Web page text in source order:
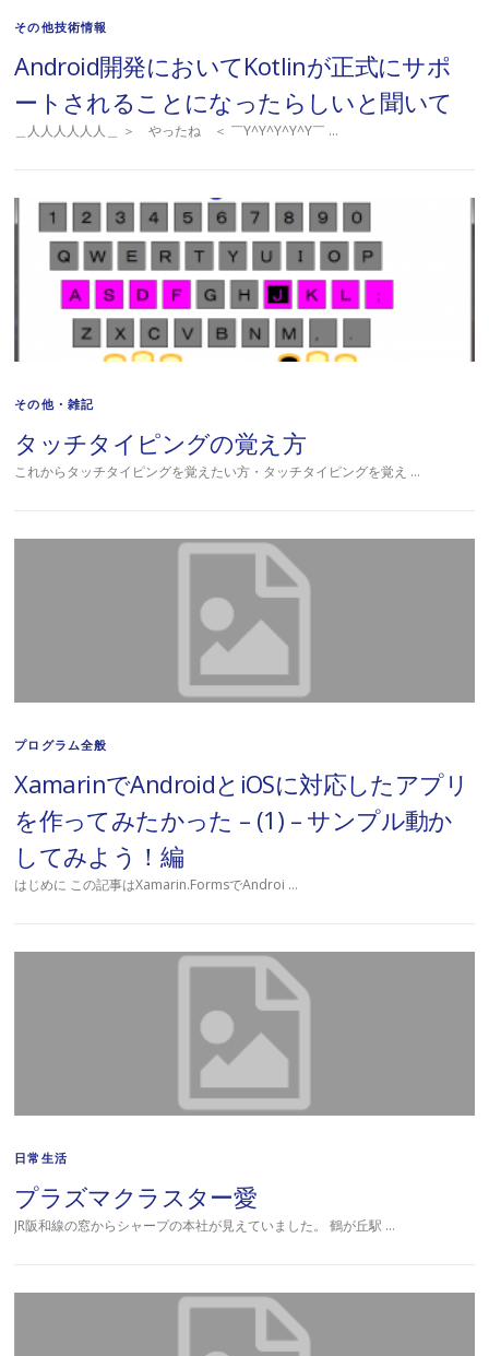
その他技術情報
Android開発においてKotlinが正式にサポ
ートされることになったらしいと聞いて
＿人人人人人人＿ ＞ やったね ＜ ￣Y^Y^Y^Y^Y￣ …
その他・雑記
タッチタイピングの覚え方
これからタッチタイピングを覚えたい方・タッチタイピングを覚え …
プログラム全般
XamarinでAndroidとiOSに対応したアプリ
を作ってみたかった – (1) – サンプル動か
してみよう！編
はじめに この記事はXamarin.FormsでAndroi …
日常生活
プラズマクラスター愛
JR阪和線の窓からシャープの本社が見えていました。 鶴が丘駅 …